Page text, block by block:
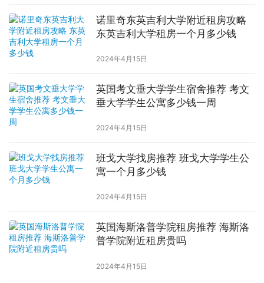
诺里奇东英吉利大学附近租房攻略
东英吉利大学租房一个月多少钱
2024年4月15日
英国考文垂大学学生宿舍推荐 考文
垂大学学生公寓多少钱一周
2024年4月15日
班戈大学找房推荐 班戈大学学生公
寓一个月多少钱
2024年4月15日
英国海斯洛普学院租房推荐 海斯洛
普学院附近租房贵吗
2024年4月15日